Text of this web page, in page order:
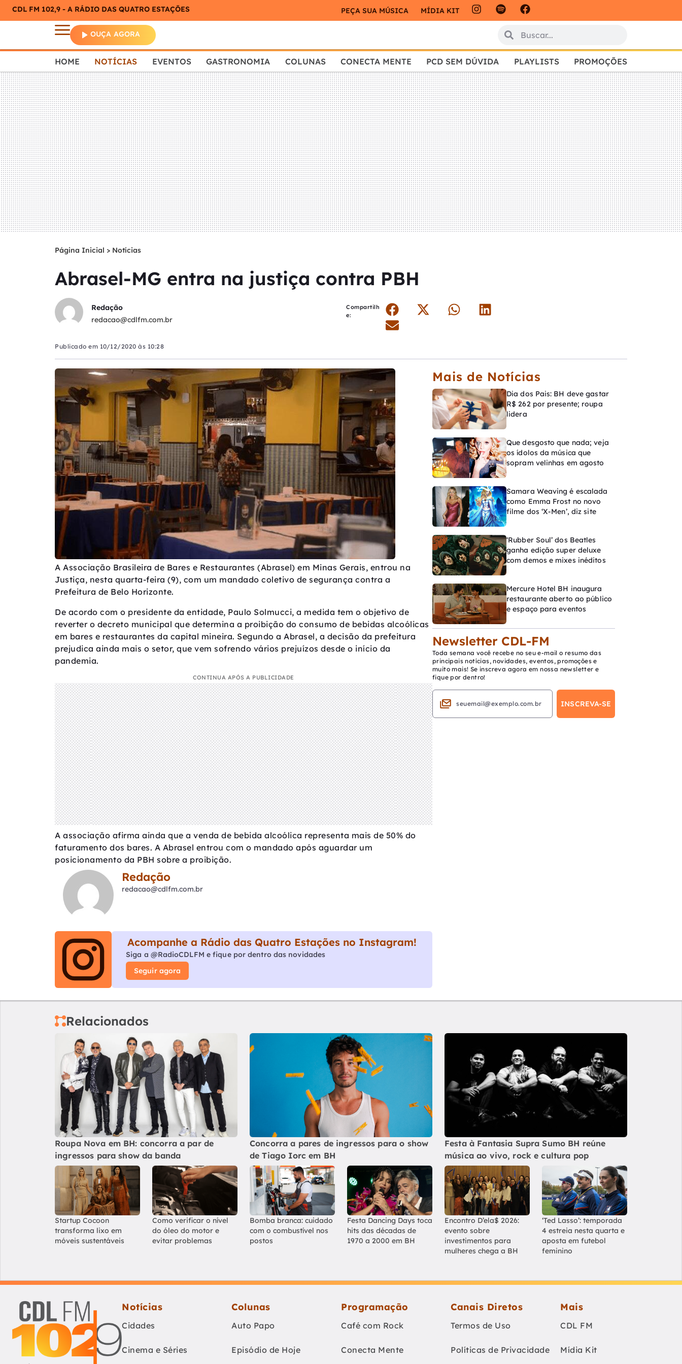
CDL FM 102,9 - A RÁDIO DAS QUATRO ESTAÇÕES PEÇA SUA MÚSICA MÍDIA KIT
OUÇA AGORA
HOME NOTÍCIAS EVENTOS GASTRONOMIA COLUNAS CONECTA MENTE PCD SEM DÚVIDA PLAYLISTS PROMOÇÕES
Página Inicial > Notícias
Abrasel-MG entra na justiça contra PBH
Redação
redacao@cdlfm.com.br
Compartilh
e:
Publicado em 10/12/2020 às 10:28
A Associação Brasileira de Bares e Restaurantes (Abrasel) em Minas Gerais, entrou na
Justiça, nesta quarta-feira (9), com um mandado coletivo de segurança contra a
Prefeitura de Belo Horizonte.
De acordo com o presidente da entidade, Paulo Solmucci, a medida tem o objetivo de
reverter o decreto municipal que determina a proibição do consumo de bebidas alcoólicas
em bares e restaurantes da capital mineira. Segundo a Abrasel, a decisão da prefeitura
prejudica ainda mais o setor, que vem sofrendo vários prejuízos desde o início da
pandemia.
CONTINUA APÓS A PUBLICIDADE
A associação afirma ainda que a venda de bebida alcoólica representa mais de 50% do
faturamento dos bares. A Abrasel entrou com o mandado após aguardar um
posicionamento da PBH sobre a proibição.
Redação
redacao@cdlfm.com.br
Acompanhe a Rádio das Quatro Estações no Instagram!
Siga a @RadioCDLFM e fique por dentro das novidades
Seguir agora
Mais de Notícias
Dia dos Pais: BH deve gastar
R$ 262 por presente; roupa
lidera
Que desgosto que nada; veja
os ídolos da música que
sopram velinhas em agosto
Samara Weaving é escalada
como Emma Frost no novo
filme dos ‘X-Men’, diz site
‘Rubber Soul’ dos Beatles
ganha edição super deluxe
com demos e mixes inéditos
Mercure Hotel BH inaugura
restaurante aberto ao público
e espaço para eventos
Newsletter CDL-FM
Toda semana você recebe no seu e-mail o resumo das
principais notícias, novidades, eventos, promoções e
muito mais! Se inscreva agora em nossa newsletter e
fique por dentro!
Relacionados
Roupa Nova em BH: concorra a par de
ingressos para show da banda
Concorra a pares de ingressos para o show
de Tiago Iorc em BH
Festa à Fantasia Supra Sumo BH reúne
música ao vivo, rock e cultura pop
Startup Cocoon
transforma lixo em
móveis sustentáveis
Como verificar o nível
do óleo do motor e
evitar problemas
Bomba branca: cuidado
com o combustível nos
postos
Festa Dancing Days toca
hits das décadas de
1970 a 2000 em BH
Encontro D’ela$ 2026:
evento sobre
investimentos para
mulheres chega a BH
‘Ted Lasso’: temporada
4 estreia nesta quarta e
aposta em futebol
feminino
Notícias
Cidades
Cinema e Séries
Colunas
Auto Papo
Episódio de Hoje
Programação
Café com Rock
Conecta Mente
Canais Diretos
Termos de Uso
Políticas de Privacidade
Mais
CDL FM
Mídia Kit